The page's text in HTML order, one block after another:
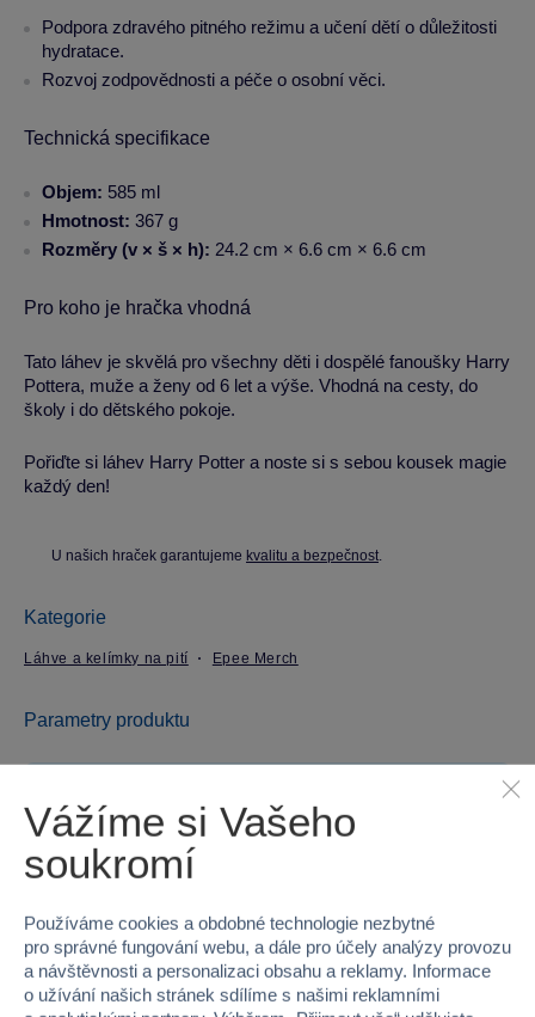
Podpora zdravého pitného režimu a učení dětí o důležitosti
hydratace.
Rozvoj zodpovědnosti a péče o osobní věci.
Technická specifikace
Objem: 585 ml
Hmotnost: 367 g
Rozměry (v × š × h): 24.2 cm × 6.6 cm × 6.6 cm
Pro koho je hračka vhodná
Tato láhev je skvělá pro všechny děti i dospělé fanoušky Harry
Pottera, muže a ženy od 6 let a výše. Vhodná na cesty, do
školy i do dětského pokoje.
Pořiďte si láhev Harry Potter a noste si s sebou kousek magie
každý den!
U našich hraček garantujeme kvalitu a bezpečnost.
Kategorie
Láhve a kelímky na pití Epee Merch
Parametry produktu
Kód produktu 97-ST00345
Licence Warner Bros
Řada Harry Potter
Vážíme si Vašeho
soukromí
Používáme cookies a obdobné technologie nezbytné
pro správné fungování webu, a dále pro účely analýzy provozu
a návštěvnosti a personalizaci obsahu a reklamy. Informace
o užívání našich stránek sdílíme s našimi reklamními